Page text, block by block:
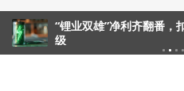
“锂业双雄”净利齐翻番，
级